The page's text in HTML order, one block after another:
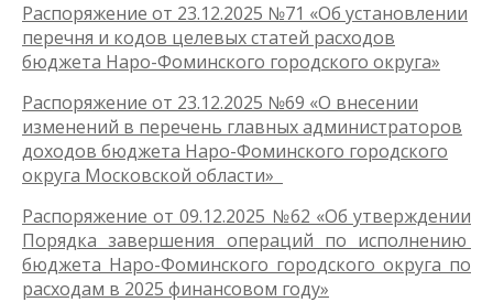
Распоряжение от 23.12.2025 №71 «Об установлении
перечня и кодов целевых статей расходов
бюджета Наро-Фоминского городского округа»
Распоряжение от 23.12.2025 №69 «О внесении
изменений в перечень главных администраторов
доходов бюджета Наро-Фоминского городского
округа Московской области»
Распоряжение от 09.12.2025 №62 «Об утверждении
Порядка завершения операций по исполнению
бюджета Наро-Фоминского городского округа по
расходам в 2025 финансовом году»